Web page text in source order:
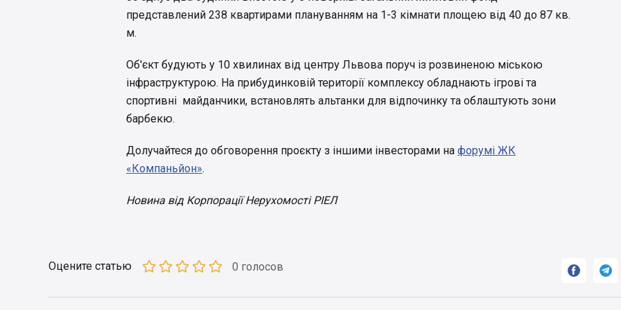
представлений 238 квартирами плануванням на 1-3 кімнати площею від 40 до 87 кв.
м.
Об'єкт будують у 10 хвилинах від центру Львова поруч із розвиненою міською
інфраструктурою. На прибудинковій території комплексу обладнають ігрові та
спортивні майданчики, встановлять альтанки для відпочинку та облаштують зони
барбекю.
Долучайтеся до обговорення проєкту з іншими інвесторами на форумі ЖК
«Компаньйон».
Новина від Корпорації Нерухомості РІЕЛ
Оцените статью 0 голосов  